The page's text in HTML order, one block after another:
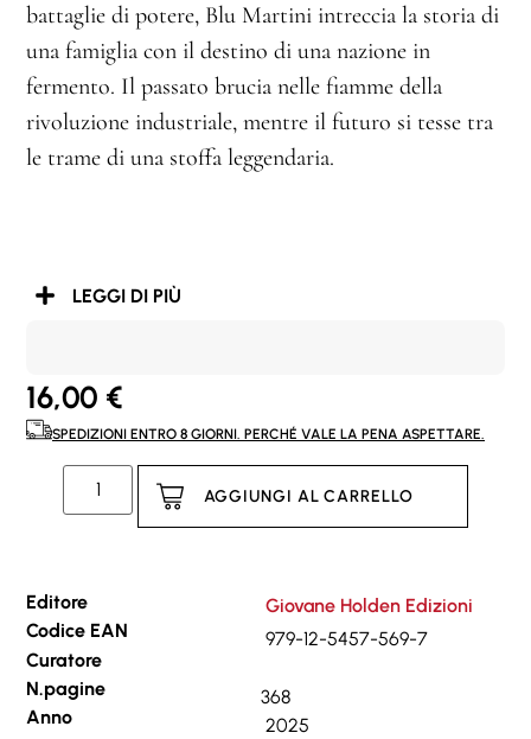
battaglie di potere, Blu Martini intreccia la storia di
una famiglia con il destino di una nazione in
fermento. Il passato brucia nelle fiamme della
rivoluzione industriale, mentre il futuro si tesse tra
le trame di una stoffa leggendaria.
LEGGI DI PIÙ
16,00 €
SPEDIZIONI ENTRO 8 GIORNI. PERCHÉ VALE LA PENA ASPETTARE.
AGGIUNGI AL CARRELLO
Editore
Giovane Holden Edizioni
Codice EAN
979-12-5457-569-7
Curatore
N.pagine
368
Anno
2025